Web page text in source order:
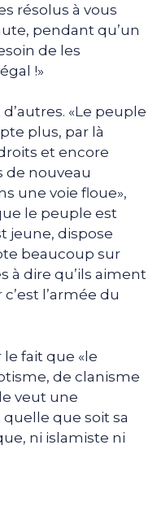
résolus à vous
pendant qu’un
de les
!»
«Le peuple
plus, par là
et encore
de nouveau
une voie floue»,
le peuple est
jeune, dispose
beaucoup sur
à dire qu’ils aiment
c’est l’armée du
fait que «le
de clanisme
veut une
que soit sa
ni islamiste ni